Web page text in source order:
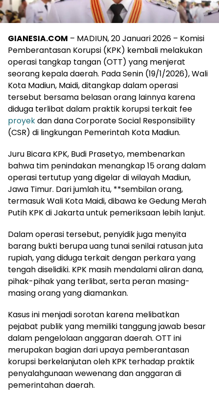
GIANESIA.COM – MADIUN, 20 Januari 2026 – Komisi
Pemberantasan Korupsi (KPK) kembali melakukan
operasi tangkap tangan (OTT) yang menjerat
seorang kepala daerah. Pada Senin (19/1/2026), Wali
Kota Madiun, Maidi, ditangkap dalam operasi
tersebut bersama belasan orang lainnya karena
diduga terlibat dalam praktik korupsi terkait fee
proyekdan dana Corporate Social Responsibility
(CSR) di lingkungan Pemerintah Kota Madiun.
Juru Bicara KPK, Budi Prasetyo, membenarkan
bahwa tim penindakan menangkap 15 orang dalam
operasi tertutup yang digelar di wilayah Madiun,
Jawa Timur. Dari jumlah itu, **sembilan orang,
termasuk Wali Kota Maidi, dibawa ke Gedung Merah
Putih KPK di Jakarta untuk pemeriksaan lebih lanjut.
Dalam operasi tersebut, penyidik juga menyita
barang bukti berupa uang tunai senilai ratusan juta
rupiah, yang diduga terkait dengan perkara yang
tengah diselidiki. KPK masih mendalami aliran dana,
pihak-pihak yang terlibat, serta peran masing-
masing orang yang diamankan.
Kasus ini menjadi sorotan karena melibatkan
pejabat publik yang memiliki tanggung jawab besar
dalam pengelolaan anggaran daerah. OTT ini
merupakan bagian dari upaya pemberantasan
korupsi berkelanjutan oleh KPK terhadap praktik
penyalahgunaan wewenang dan anggaran di
pemerintahan daerah.